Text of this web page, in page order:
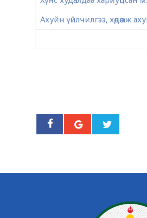
Ахуйн үйлчилгээ, хөдөө аж